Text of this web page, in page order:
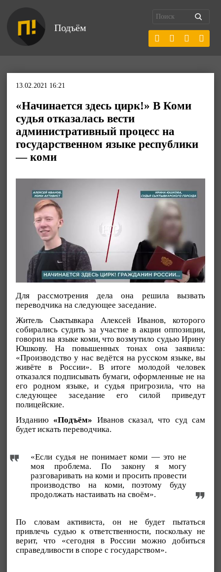
Подъём
13.02.2021 16:21
«Начинается здесь цирк!» В Коми
судья отказалась вести
административный процесс на
государственном языке республики
— коми
Для рассмотрения дела она решила вызвать
переводчика на следующее заседание.
Житель Сыктывкара Алексей Иванов, которого
собирались судить за участие в акции оппозиции,
говорил на языке коми, что возмутило судью Ирину
Юшкову. На повышенных тонах она заявила:
«Производство у нас ведётся на русском языке, вы
живёте в России». В итоге молодой человек
отказался подписывать бумаги, оформленные не на
его родном языке, и судья пригрозила, что на
следующее заседание его силой приведут
полицейские.
Изданию «Подъём» Иванов сказал, что суд сам
будет искать переводчика.
«Если судья не понимает коми — это не
моя проблема. По закону я могу
разговаривать на коми и просить провести
производство на коми, поэтому буду
продолжать настаивать на своём».
По словам активиста, он не будет пытаться
привлечь судью к ответственности, поскольку не
верит, что «сегодня в России можно добиться
справедливости в споре с государством».